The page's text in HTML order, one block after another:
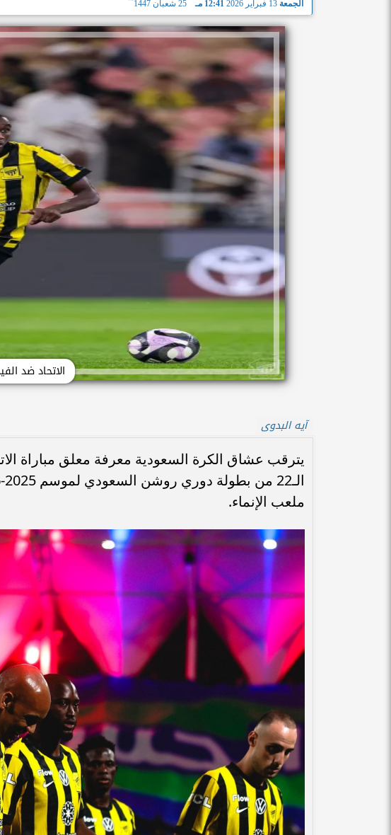
الجمعة 13 فبراير 2026 12:41 مـ 25 شعبان 1447
الاتحاد ضد
آيه البدوى
يترقب عشاق الكرة السعودية معرفة معلق مباراة
ملعب الإنماء.